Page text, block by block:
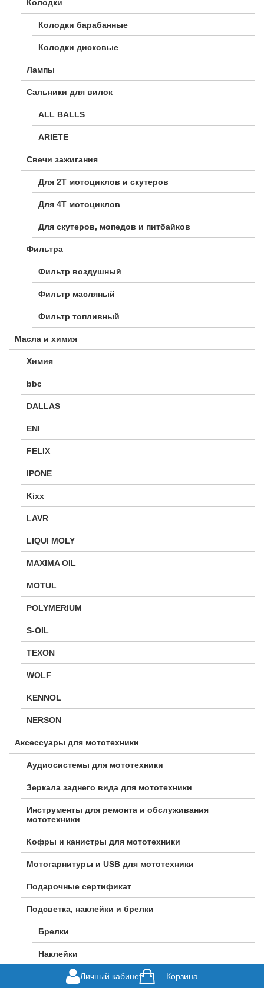
Колодки
Колодки барабанные
Колодки дисковые
Лампы
Сальники для вилок
ALL BALLS
ARIETE
Свечи зажигания
Для 2Т мотоциклов и скутеров
Для 4Т мотоциклов
Для скутеров, мопедов и питбайков
Фильтра
Фильтр воздушный
Фильтр масляный
Фильтр топливный
Масла и химия
Химия
bbc
DALLAS
ENI
FELIX
IPONE
Kixx
LAVR
LIQUI MOLY
MAXIMA OIL
MOTUL
POLYMERIUM
S-OIL
TEXON
WOLF
KENNOL
NERSON
Аксессуары для мототехники
Аудиосистемы для мототехники
Зеркала заднего вида для мототехники
Инструменты для ремонта и обслуживания
мототехники
Кофры и канистры для мототехники
Мотогарнитуры и USB для мототехники
Подарочные сертификат
Подсветка, наклейки и брелки
Брелки
Наклейки
ПодсветкаЛичный кабинет Корзина